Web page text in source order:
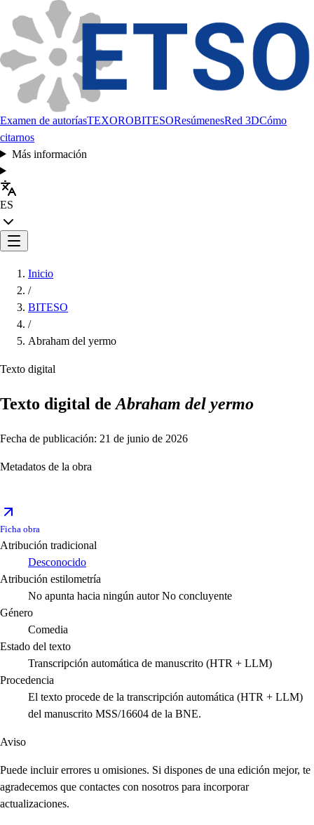
Examen de autoríasTEXOROBITESOResúmenesRed 3DCómo
citarnos
Más información
ES
Inicio
/
BITESO
/
Abraham del yermo
Texto digital
Texto digital deAbraham del yermo
Fecha de publicación: 21 de junio de 2026
Metadatos de la obra
Ficha obra
Atribución tradicional
Desconocido
Atribución estilometría
No apunta hacia ningún autor No concluyente
Género
Comedia
Estado del texto
Transcripción automática de manuscrito (HTR + LLM)
Procedencia
El texto procede de la transcripción automática (HTR + LLM)
del manuscrito MSS/16604 de la BNE.
Aviso
Puede incluir errores u omisiones. Si dispones de una edición mejor, te
agradecemos que contactes con nosotros para incorporar
actualizaciones.